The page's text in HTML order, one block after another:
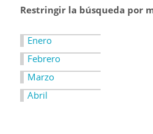
Restringir la búsqueda por
Enero
Febrero
Marzo
Abril